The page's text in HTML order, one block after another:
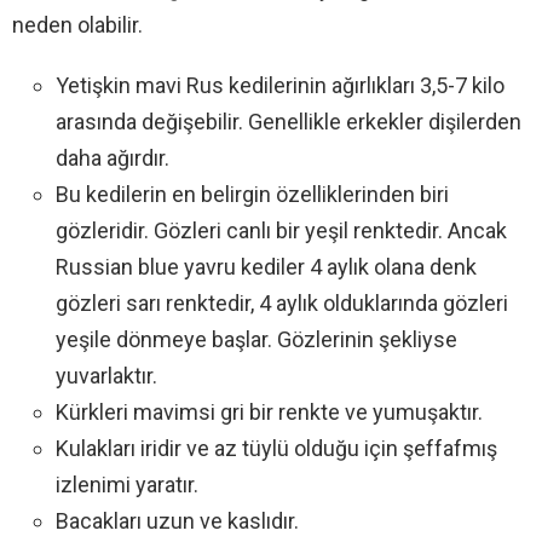
neden olabilir.
Yetişkin mavi Rus kedilerinin ağırlıkları 3,5-7 kilo
arasında değişebilir. Genellikle erkekler dişilerden
daha ağırdır.
Bu kedilerin en belirgin özelliklerinden biri
gözleridir. Gözleri canlı bir yeşil renktedir. Ancak
Russian blue yavru kediler 4 aylık olana denk
gözleri sarı renktedir, 4 aylık olduklarında gözleri
yeşile dönmeye başlar. Gözlerinin şekliyse
yuvarlaktır.
Kürkleri mavimsi gri bir renkte ve yumuşaktır.
Kulakları iridir ve az tüylü olduğu için şeffafmış
izlenimi yaratır.
Bacakları uzun ve kaslıdır.